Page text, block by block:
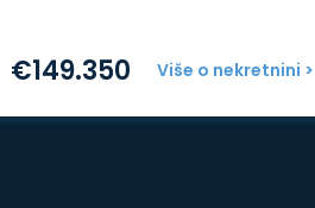
Više o nekretnini >
€149.350